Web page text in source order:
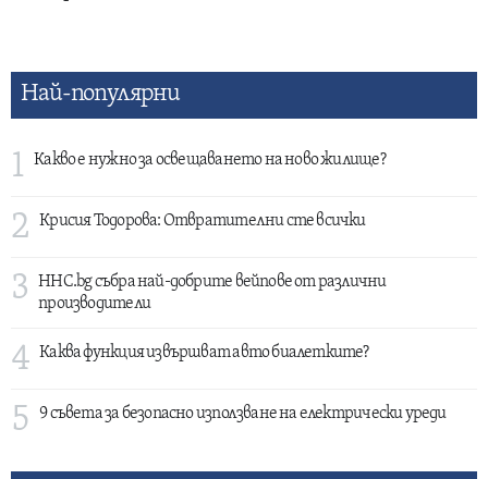
Най-популярни
1 Какво е нужно за освещаването на ново жилище?
2 Крисия Тодорова: Отвратителни сте всички
3
HHC.bg събра най-добрите вейпове от различни
производители
4 Каква функция извършват авто биалетките?
5 9 съвета за безопасно използване на електрически уреди